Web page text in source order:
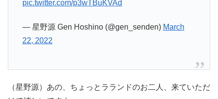
pic.twitter.com/p3wTBuKVAd
— 星野源 Gen Hoshino (@gen_senden) March
22, 2022
（星野源）あの、ちょっとラランドのお二人、来ていただ